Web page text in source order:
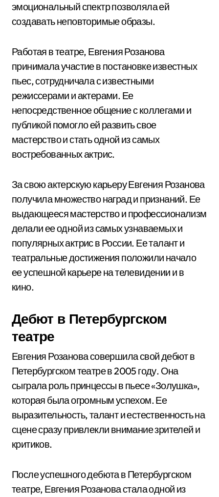
эмоциональный спектр позволяла ей
создавать неповторимые образы.
Работая в театре, Евгения Розанова
принимала участие в постановке известных
пьес, сотрудничала с известными
режиссерами и актерами. Ее
непосредственное общение с коллегами и
публикой помогло ей развить свое
мастерство и стать одной из самых
востребованных актрис.
За свою актерскую карьеру Евгения Розанова
получила множество наград и признаний. Ее
выдающееся мастерство и профессионализм
делали ее одной из самых узнаваемых и
популярных актрис в России. Ее талант и
театральные достижения положили начало
ее успешной карьере на телевидении и в
кино.
Дебют в Петербургском
театре
Евгения Розанова совершила свой дебют в
Петербургском театре в 2005 году. Она
сыграла роль принцессы в пьесе «Золушка»,
которая была огромным успехом. Ее
выразительность, талант и естественность на
сцене сразу привлекли внимание зрителей и
критиков.
После успешного дебюта в Петербургском
театре, Евгения Розанова стала одной из